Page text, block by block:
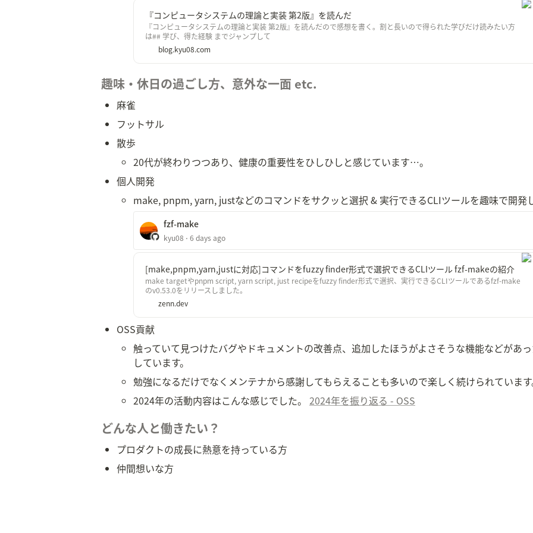
『コンピュータシステムの理論と実装 第2版』を読んだ
『コンピュータシステムの理論と実装 第2版』を読んだので感想を書く。割と長いので得られた学びだけ読みたい方
は## 学び、得た経験 までジャンプして
blog.kyu08.com
趣味・休日の過ごし方、意外な一面 etc.
麻雀
フットサル
散歩
20代が終わりつつあり、健康の重要性をひしひしと感じています…。
個人開発
make, pnpm, yarn, justなどのコマンドをサクッと選択 & 実行できるCLIツールを趣味で開発
fzf-make
kyu08 ⋅ 6 days ago
[make,pnpm,yarn,justに対応]コマンドをfuzzy finder形式で選択できるCLIツール fzf-makeの紹介
make targetやpnpm script, yarn script, just recipeをfuzzy finder形式で選択、実行できるCLIツールであるfzf-make
のv0.53.0をリリースしました。
zenn.dev
OSS貢献
触っていて見つけたバグやドキュメントの改善点、追加したほうがよさそうな機能などがあ
しています。
勉強になるだけでなくメンテナから感謝してもらえることも多いので楽しく続けられています
2024年の活動内容はこんな感じでした。 2024年を振り返る - OSS
どんな人と働きたい？
プロダクトの成長に熱意を持っている方
仲間想いな方